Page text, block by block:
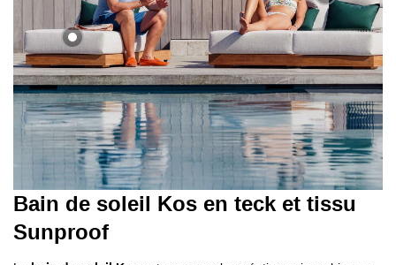
Bain de soleil Kos en teck et tissu
Sunproof